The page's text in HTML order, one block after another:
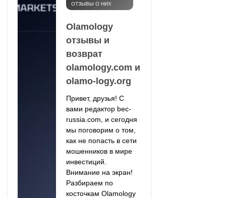
ОТЗЫВЫ О НИХ
Olamology
отзывы и
возврат
olamology.com и
olamo-logy.org
Привет, друзья! С
вами редактор bec-
russia.com, и сегодня
мы поговорим о том,
как не попасть в сети
мошенников в мире
инвестиций.
Внимание на экран!
Разбираем по
косточкам Olamology